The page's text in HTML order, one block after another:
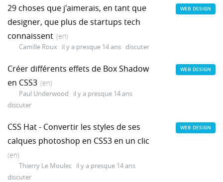
29 choses que j'aimerais, en tant que
designer, que plus de startups tech
connaissent (en)
Camille Roux il y a presque 14 ans discuter
WEB DESIGN
Créer différents effets de Box Shadow
en CSS3 (en)
Paul Underwood
il y a presque 14 ans
discuter
WEB DESIGN
CSS Hat - Convertir les styles de ses
calques photoshop en CSS3 en un clic
(en)
Thierry Le Moulec il y a presque 14 ans
discuter
WEB DESIGN